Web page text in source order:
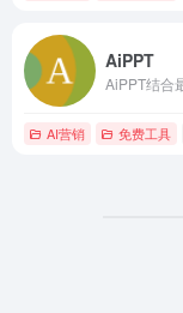
AiPPT
AI营销 免费工具